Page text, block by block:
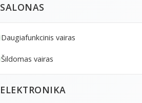
SALONAS
Daugiafunkcinis vairas
Šildomas vairas
ELEKTRONIKA